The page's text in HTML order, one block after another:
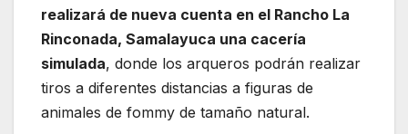
realizará de nueva cuenta en el Rancho La
Rinconada, Samalayuca una cacería
simulada, donde los arqueros podrán realizar
tiros a diferentes distancias a figuras de
animales de fommy de tamaño natural.